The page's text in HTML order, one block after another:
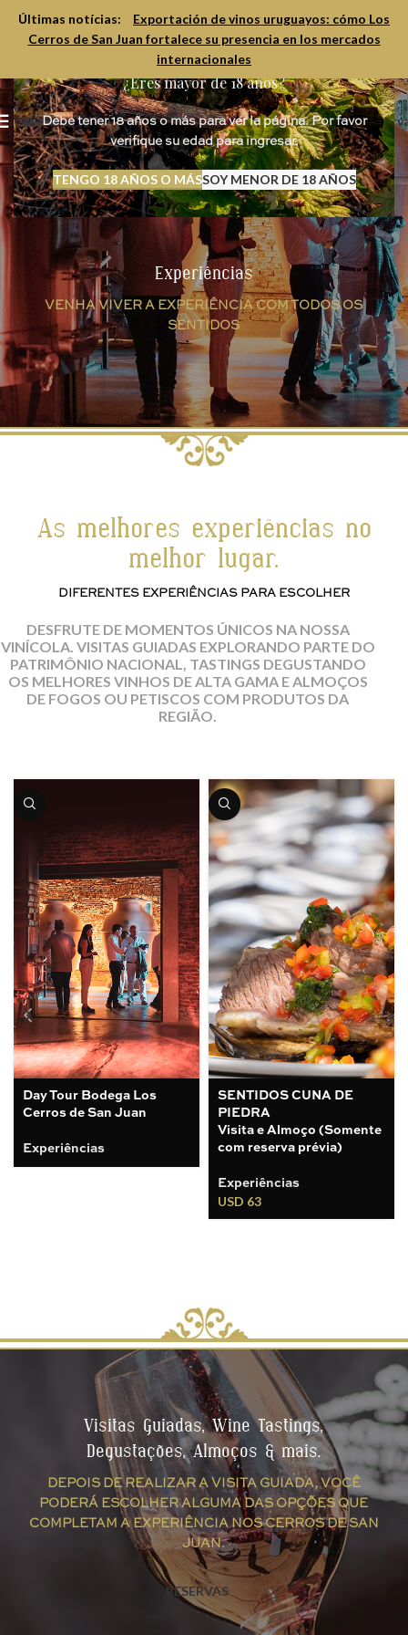
¿Eres mayor de 18 años?
Debe tener 18 años o más para ver la página. Por favor
verifique su edad para ingresar.
TENGO 18 AÑOS O MÁSSOY MENOR DE 18 AÑOS
Últimas notícias:
Exportación de vinos uruguayos: cómo Los
Cerros de San Juan fortalece su presencia en los mercados
internacionales
MENU
Experiências
VENHA VIVER A EXPERIÊNCIA COM TODOS OS
SENTIDOS
As melhores experiências no
melhor lugar.
DIFERENTES EXPERIÊNCIAS PARA ESCOLHER
DESFRUTE DE MOMENTOS ÚNICOS NA NOSSA
VINÍCOLA. VISITAS GUIADAS EXPLORANDO PARTE DO
PATRIMÔNIO NACIONAL, TASTINGS DEGUSTANDO
OS MELHORES VINHOS DE ALTA GAMA E ALMOÇOS
DE FOGOS OU PETISCOS COM PRODUTOS DA
REGIÃO.
Day Tour Bodega Los
Cerros de San Juan
Experiências
SENTIDOS CUNA DE
PIEDRA
Visita e Almoço (Somente
com reserva prévia)
Experiências
USD 63
Visitas Guiadas, Wine Tastings,
Degustações, Almoços & mais.
DEPOIS DE REALIZAR A VISITA GUIADA, VOCÊ
PODERÁ ESCOLHER ALGUMA DAS OPÇÕES QUE
COMPLETAM A EXPERIÊNCIA NOS CERROS DE SAN
JUAN.
RESERVAS